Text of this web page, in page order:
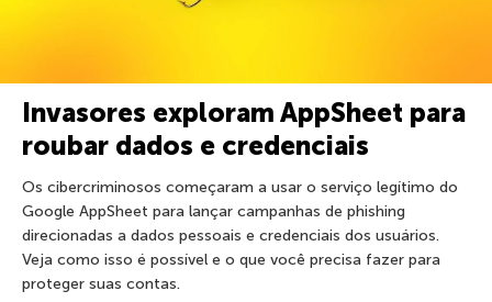
Invasores exploram AppSheet para
roubar dados e credenciais
Os cibercriminosos começaram a usar o serviço legítimo do
Google AppSheet para lançar campanhas de phishing
direcionadas a dados pessoais e credenciais dos usuários.
Veja como isso é possível e o que você precisa fazer para
proteger suas contas.